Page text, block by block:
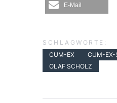
E-Mail
SCHLAGWORTE:
CUM-EX
CUM-EX-
OLAF SCHOLZ